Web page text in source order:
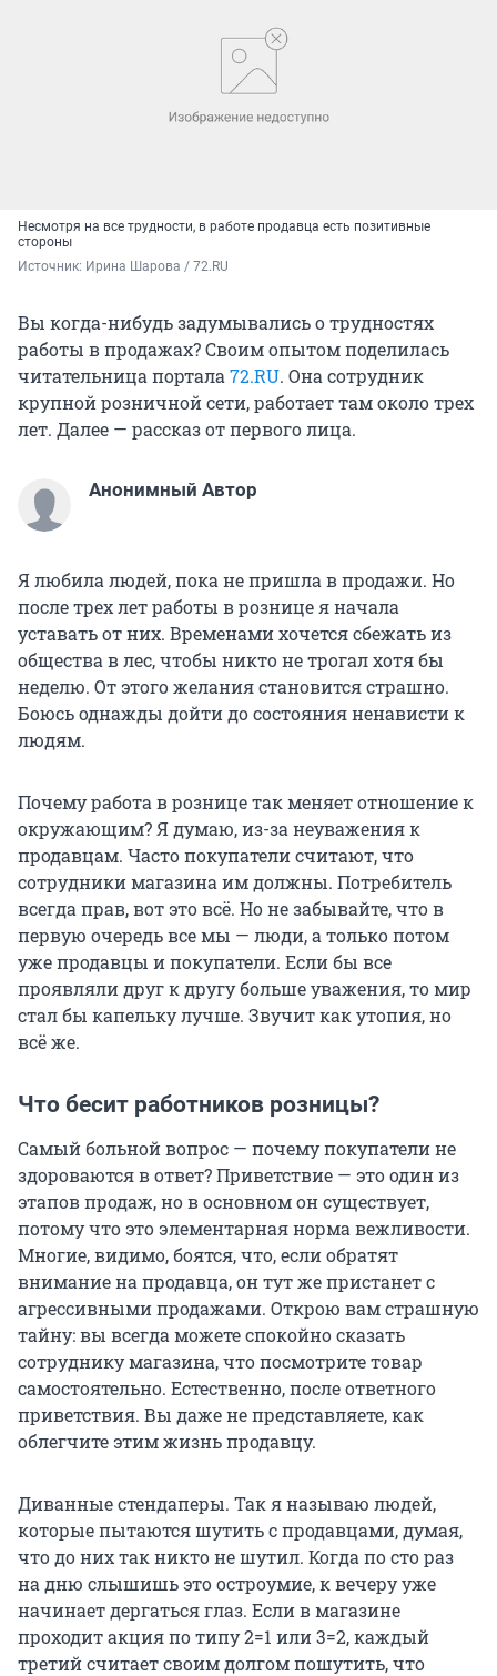
Несмотря на все трудности, в работе продавца есть позитивные
стороны
Источник: Ирина Шарова / 72.RU
Вы когда-нибудь задумывались о трудностях
работы в продажах? Своим опытом поделилась
читательница портала 72.RU. Она сотрудник
крупной розничной сети, работает там около трех
лет. Далее — рассказ от первого лица.
Анонимный Автор
Я любила людей, пока не пришла в продажи. Но
после трех лет работы в рознице я начала
уставать от них. Временами хочется сбежать из
общества в лес, чтобы никто не трогал хотя бы
неделю. От этого желания становится страшно.
Боюсь однажды дойти до состояния ненависти к
людям.
Почему работа в рознице так меняет отношение к
окружающим? Я думаю, из-за неуважения к
продавцам. Часто покупатели считают, что
сотрудники магазина им должны. Потребитель
всегда прав, вот это всё. Но не забывайте, что в
первую очередь все мы — люди, а только потом
уже продавцы и покупатели. Если бы все
проявляли друг к другу больше уважения, то мир
стал бы капельку лучше. Звучит как утопия, но
всё же.
Что бесит работников розницы?
Самый больной вопрос — почему покупатели не
здороваются в ответ? Приветствие — это один из
этапов продаж, но в основном он существует,
потому что это элементарная норма вежливости.
Многие, видимо, боятся, что, если обратят
внимание на продавца, он тут же пристанет с
агрессивными продажами. Открою вам страшную
тайну: вы всегда можете спокойно сказать
сотруднику магазина, что посмотрите товар
самостоятельно. Естественно, после ответного
приветствия. Вы даже не представляете, как
облегчите этим жизнь продавцу.
Диванные стендаперы. Так я называю людей,
которые пытаются шутить с продавцами, думая,
что до них так никто не шутил. Когда по сто раз
на дню слышишь это остроумие, к вечеру уже
начинает дергаться глаз. Если в магазине
проходит акция по типу 2=1 или 3=2, каждый
третий считает своим долгом пошутить, что